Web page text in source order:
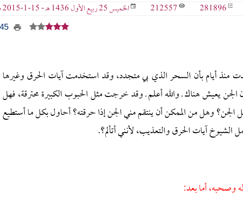
281896
212557 الخميس 25 ربيع الأول 1436 هـ - 15-1-2015 م
545
منذ أيام بأن السحر الذي بي متجدد، وقد استخدمت آيات الحرق وغيرها
الجن يعيش هناك ـ والله أعلم ـ وقد خرجت مثل الحبوب الكبيرة محترقة، فهل
وهل من الممكن أن ينتقم مني الجن إذا حرقته؟ أحاول بكل ما أستطيع
آيات الحرق والتعذيب، لأنني أتألم؟.
وصحبه، أما بعد: